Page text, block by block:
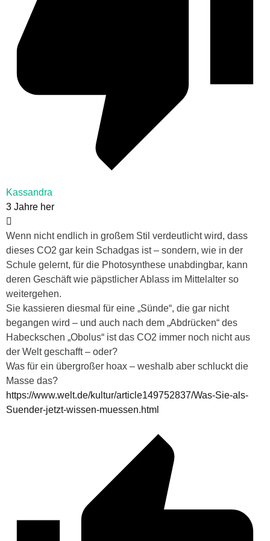
Kassandra
3 Jahre her
Wenn nicht endlich in großem Stil verdeutlicht wird, dass
dieses CO2 gar kein Schadgas ist – sondern, wie in der
Schule gelernt, für die Photosynthese unabdingbar, kann
deren Geschäft wie päpstlicher Ablass im Mittelalter so
weitergehen.
Sie kassieren diesmal für eine „Sünde“, die gar nicht
begangen wird – und auch nach dem „Abdrücken“ des
Habeckschen „Obolus“ ist das CO2 immer noch nicht aus
der Welt geschafft – oder?
Was für ein übergroßer hoax – weshalb aber schluckt die
Masse das?
https://www.welt.de/kultur/article149752837/Was-Sie-als-
Suender-jetzt-wissen-muessen.html